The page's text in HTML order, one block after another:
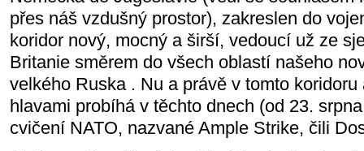
přes náš vzdušný prostor), zakreslen do
koridor nový, mocný a širší, vedoucí už ze
Britanie směrem do všech oblastí našeho
velkého Ruska . Nu a právě v tomto
hlavami probíhá v těchto dnech (od 23.
cvičení NATO, nazvané Ample Strike, čili